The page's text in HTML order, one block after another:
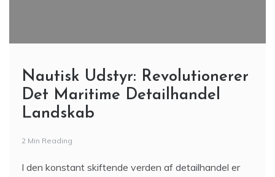
Nautisk Udstyr: Revolutionerer
Det Maritime Detailhandel
Landskab
2 Min Reading
I den konstant skiftende verden af detailhandel er